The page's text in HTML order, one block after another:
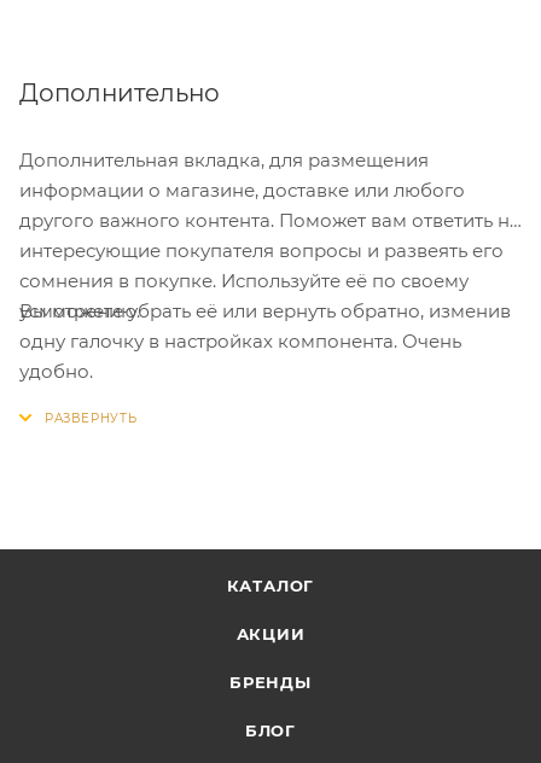
Дополнительно
Дополнительная вкладка, для размещения
информации о магазине, доставке или любого
другого важного контента. Поможет вам ответить на
интересующие покупателя вопросы и развеять его
сомнения в покупке. Используйте её по своему
усмотрению.
Вы можете убрать её или вернуть обратно, изменив
одну галочку в настройках компонента. Очень
удобно.
КАТАЛОГ
АКЦИИ
БРЕНДЫ
БЛОГ